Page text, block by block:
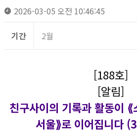
2026-03-05 오전 10:46:45
기간 2월
[188호]
[알림]
친구사이의 기록과 활동이
서울⟫로 이어집니다